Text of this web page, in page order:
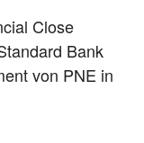
Close
Bank
von PNE in